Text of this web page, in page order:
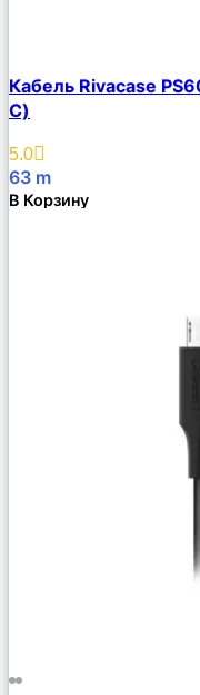
Описание
Избранное
Кабель Rivacase
C)
5.0
63 m
В Корзину